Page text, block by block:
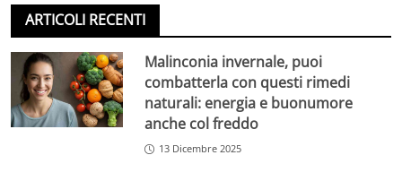
ARTICOLI RECENTI
Malinconia invernale, puoi
combatterla con questi rimedi
naturali: energia e buonumore
anche col freddo
13 Dicembre 2025